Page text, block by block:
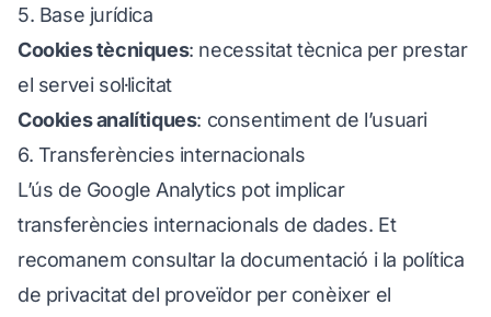
5. Base jurídica
Cookies tècniques: necessitat tècnica per prestar
el servei sol·licitat
Cookies analítiques: consentiment de l’usuari
6. Transferències internacionals
L’ús de Google Analytics pot implicar
transferències internacionals de dades. Et
recomanem consultar la documentació i la política
de privacitat del proveïdor per conèixer el